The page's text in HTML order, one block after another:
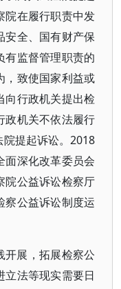
院在履行职责中发
安全、国有财产保
有监督管理职责的
，致使国家利益或
向行政机关提出检
政机关不依法履行
提起诉讼。2018
面深化改革委员会
院公益诉讼检察厅
察公益诉讼制度运
开展，拓展检察公
法等现实需要日